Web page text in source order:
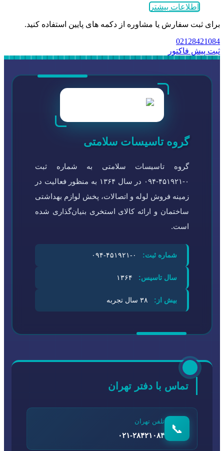
اطلاعات بیشتر
برای ثبت سفارش یا مشاوره از دکمه های پایین استفاده کنید.
02128421084
ثبت پیش فاکتور
گروه تاسیسات سلامتی
گروه تاسیسات سلامتی به شماره ثبت
۰-۴۵۱۹۲۱-۰۹۴ در سال ۱۳۶۴ به منظور فعالیت در
زمینه فروش لوله و اتصالات، پخش لوازم بهداشتی
ساختمان و ارائه کالای استخری بنیان‌گذاری شده
است.
شماره ثبت:
سال تاسیس:
بیش از:
تماس با دفتر تهران
📞
تلفن تهران
۰۲۱-۲۸۴۲۱۰۸۴